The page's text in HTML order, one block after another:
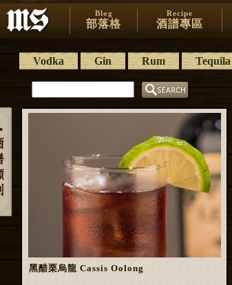
Blog
部落格
Recipe
酒譜專區
Vodka Gin Rum Tequila
黑醋栗烏龍 Cassis Oolong